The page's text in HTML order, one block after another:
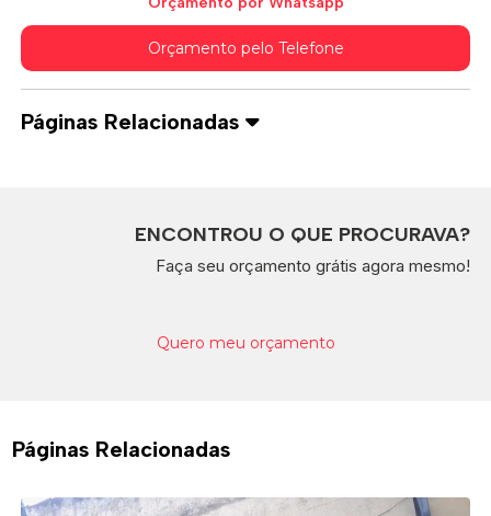
Orçamento pelo Telefone
Páginas Relacionadas
ENCONTROU O QUE PROCURAVA?
Faça seu orçamento grátis agora mesmo!
Quero meu orçamento
Páginas Relacionadas